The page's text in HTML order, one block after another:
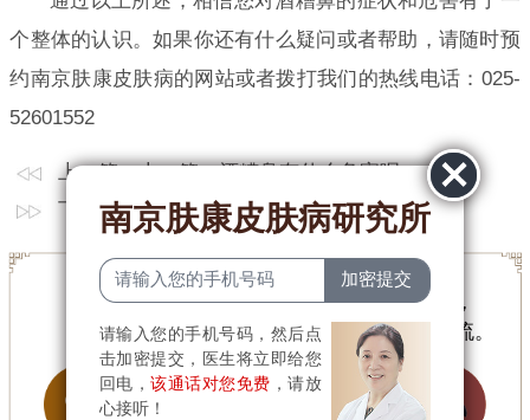
个整体的认识。如果你还有什么疑问或者帮助，请随时预
约南京肤康皮肤病的网站或者拨打我们的热线电话：025-
52601552
上一篇：上一篇：酒糟鼻有什么危害呢
下一篇：下一篇：酒糟鼻到底有哪些危害
为节省您的手机流量，文章内容简短，
有任何疑问可 点击咨询 与医生在线交流。
南京肤康皮肤病研究所
请输入您的手机号码，然后点
击加密提交，医生将立即给您
回电，该通话对您免费 ，请放
心接听！